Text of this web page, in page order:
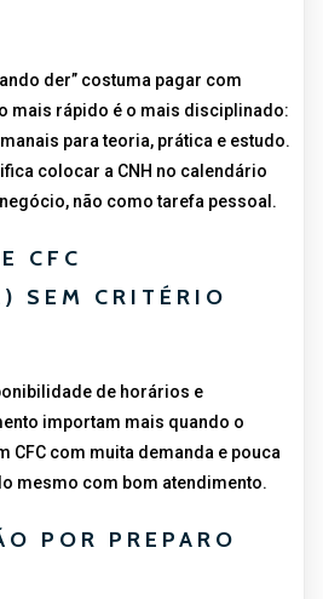
der” costuma pagar com
mais rápido é o mais disciplinado:
para teoria, prática e estudo.
colocar a CNH no calendário
não como tarefa pessoal.
CFC
SEM CRITÉRIO
de horários e
importam mais quando o
CFC com muita demanda e pouca
mesmo com bom atendimento.
POR PREPARO